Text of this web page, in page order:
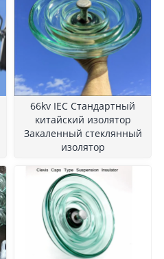
66kv IEC Стандартный
китайский изолятор
Закаленный стеклянный
изолятор